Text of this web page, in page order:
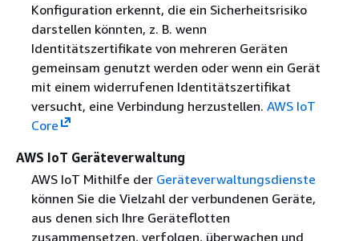
Konfiguration erkennt, die ein Sicherheitsrisiko
darstellen könnten, z. B. wenn
Identitätszertifikate von mehreren Geräten
gemeinsam genutzt werden oder wenn ein Gerät
mit einem widerrufenen Identitätszertifikat
versucht, eine Verbindung herzustellen. AWS IoT
Core
AWS IoT Geräteverwaltung
AWS IoT Mithilfe der Geräteverwaltungsdienste
können Sie die Vielzahl der verbundenen Geräte,
aus denen sich Ihre Geräteflotten
zusammensetzen, verfolgen, überwachen und